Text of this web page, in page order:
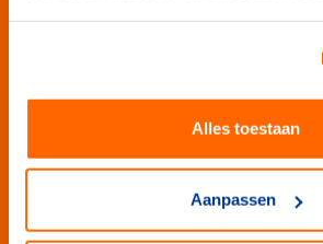
Alles toestaan
Aanpassen
Hein Veerman: van